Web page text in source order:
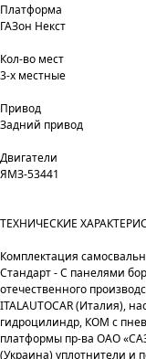
Платформа
ГАЗон Некст
Кол-во мест
3-х местные
Привод
Задний привод
Двигатели
ЯМЗ-53441
ТЕХНИЧЕСКИЕ
Комплектация
Стандарт - С панелями
отечественного
ITALAUTOCAR (Италия),
гидроцилиндр, КОМ с
платформы пр-ва ОАО
(Украина) уплотнители и